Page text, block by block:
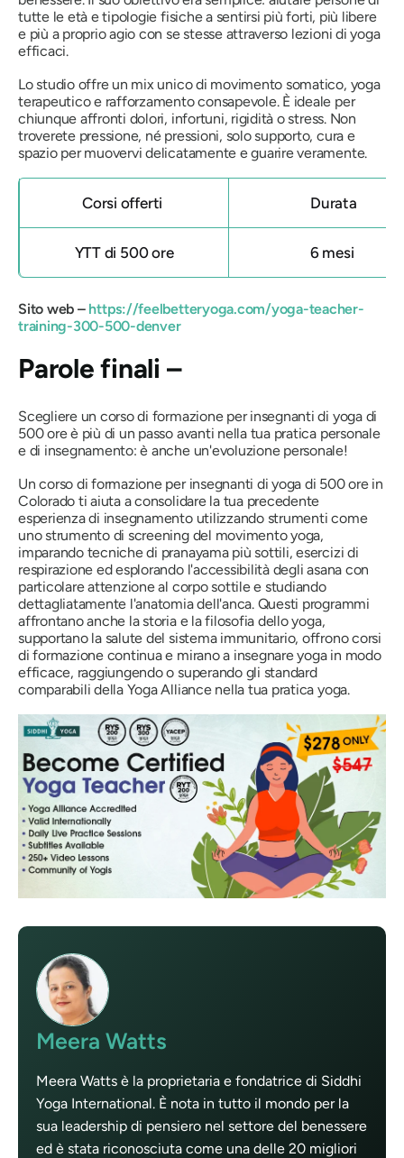
tutte le età e tipologie fisiche a sentirsi più forti, più libere
e più a proprio agio con se stesse attraverso lezioni di yoga
efficaci.
Lo studio offre un mix unico di movimento somatico, yoga
terapeutico e rafforzamento consapevole. È ideale per
chiunque affronti dolori, infortuni, rigidità o stress. Non
troverete pressione, né pressioni, solo supporto, cura e
spazio per muovervi delicatamente e guarire veramente.
Corsi offerti Durata
YTT di 500 ore 6 mesi
Sito web –https://feelbetteryoga.com/yoga-teacher-
training-300-500-denver
Parole finali –
Scegliere un corso di formazione per insegnanti di yoga di
500 ore è più di un passo avanti nella tua pratica personale
e di insegnamento: è anche un'evoluzione personale!
Un corso di formazione per insegnanti di yoga di 500 ore in
Colorado ti aiuta a consolidare la tua precedente
esperienza di insegnamento utilizzando strumenti come
uno strumento di screening del movimento yoga,
imparando tecniche di pranayama più sottili, esercizi di
respirazione ed esplorando l'accessibilità degli asana con
particolare attenzione al corpo sottile e studiando
dettagliatamente l'anatomia dell'anca. Questi programmi
affrontano anche la storia e la filosofia dello yoga,
supportano la salute del sistema immunitario, offrono corsi
di formazione continua e mirano a insegnare yoga in modo
efficace, raggiungendo o superando gli standard
comparabili della Yoga Alliance nella tua pratica yoga.
Meera Watts
Meera Watts è la proprietaria e fondatrice di Siddhi
Yoga International. È nota in tutto il mondo per la
sua leadership di pensiero nel settore del benessere
ed è stata riconosciuta come una delle 20 migliori